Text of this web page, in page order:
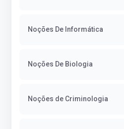
Noções De Informática
Noções De Biologia
Noções de Criminologia